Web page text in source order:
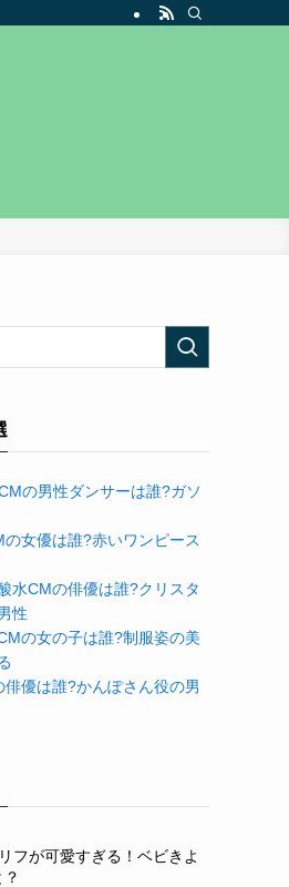
の男性ダンサーは誰?ガソ
の女優は誰?赤いワンピース
水CMの俳優は誰?クリスタ
性
の女の子は誰?制服姿の美
俳優は誰?かんぽさん役の男
フが可愛すぎる！ベビきよ